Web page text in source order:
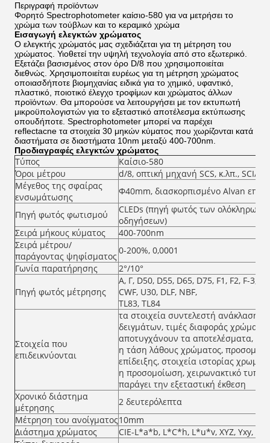
Περιγραφή προϊόντων
Φορητό Spectrophotometer καίσιο-580 για να μετρήσει το
χρώμα των τούβλων και το κεραμικό χρώμα
Εισαγωγή ελεγκτών χρώματος
Ο ελεγκτής χρώματός μας σχεδιάζεται για τη μέτρηση του
χρώματος. Υιοθετεί την υψηλή τεχνολογία από στο εξωτερικό.
Εξετάζει βασισμένος στον όρο D/8 που χρησιμοποιείται
διεθνώς. Χρησιμοποιείται ευρέως για τη μέτρηση χρώματος
οποιασδήποτε βιομηχανίας ειδικά για το χημικό, υφαντικό,
πλαστικό, ποιοτικό έλεγχο τροφίμων και χρώματος άλλων
προϊόντων. Θα μπορούσε να λειτουργήσει με τον εκτυπωτή
μικροϋπολογιστών για το εξεταστικό αποτέλεσμα εκτύπωσης
οπουδήποτε. Spectrophotometer μπορεί να παρέχει
reflectacne τα στοιχεία 30 μηκών κύματος που χωρίζονται κατά
διαστήματα σε διαστήματα 10nm μεταξύ 400-700nm.
Προδιαγραφές ελεγκτών χρώματος
Τύπος
Καίσιο-580
Όροι μέτρου
d/8, οπτική μηχανή SCS, κ.λπ., SCI/
Μέγεθος της σφαίρας
ενσωμάτωσης
Φ40mm, διασκορπισμένο Alvan
Πηγή φωτός φωτισμού
CLEDs (πηγή φωτός των ολόκληρων
οδηγήσεων)
Σειρά μήκους κύματος
400-700nm
Σειρά μέτρου/
παράγοντας ψηφίσματος
0-200%, 0,0001
Γωνία παρατήρησης
2°/10°
Πηγή φωτός μέτρησης
Α, Γ, D50, D55, D65, D75, F1, F2, F-3,
CWF, U30, DLF, NBF,
TL83, TL84
Στοιχεία που
επιδεικνύονται
τα στοιχεία συντελεστή ανάκλασης/
δειγμάτων, τιμές διαφοράς
αποτυγχάνουν τα αποτελέσματα,
η τάση λάθους χρώματος,
επίδειξης, στοιχεία ιστορίας
η προσομοίωση, χειρωνακτικό
παράγει την εξεταστική έκθεση
Χρονικό διάστημα
μέτρησης
2 δευτερόλεπτα
Μέτρηση του ανοίγματος10mm
Διάστημα χρώματος
CIE-L*a*b, L*C*h, L*u*v, XYZ, Yxy,